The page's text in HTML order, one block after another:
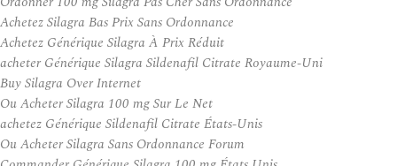
Achetez Silagra Bas Prix Sans Ordonnance
Achetez Générique Silagra À Prix Réduit
acheter Générique Silagra Sildenafil Citrate Royaume-Uni
Buy Silagra Over Internet
Ou Acheter Silagra 100 mg Sur Le Net
achetez Générique Sildenafil Citrate États-Unis
Ou Acheter Silagra Sans Ordonnance Forum